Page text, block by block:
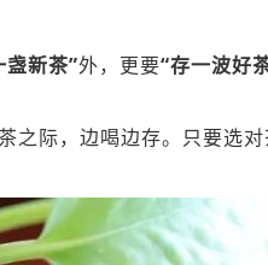
盏新茶”外，更要“存一波好
之际，边喝边存。只要选